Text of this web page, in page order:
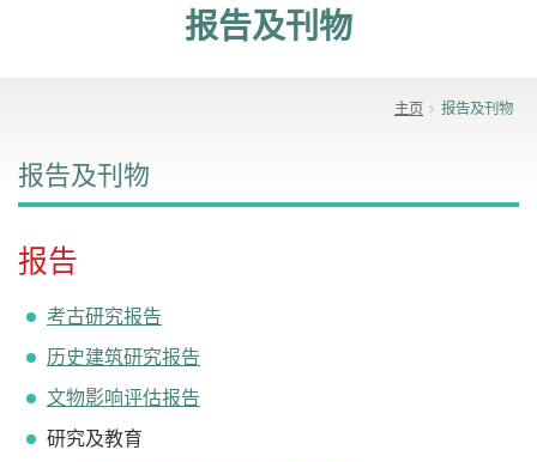
报告及刊物
主页 报告及刊物
报告及刊物
报告
考古研究报告
历史建筑研究报告
文物影响评估报告
研究及教育